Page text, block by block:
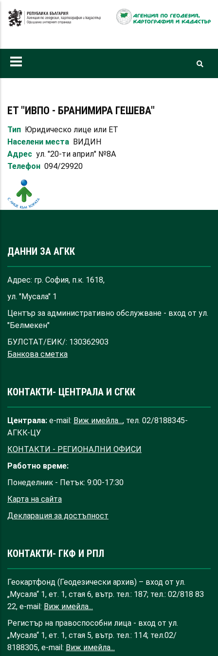
към
ЕТ "ИВПО - БРАНИМИРА ГЕШЕВА"
Тип Юридическо лице или ЕТ
Населени места ВИДИН
Адрес ул. "20-ти април" №8А
Телефон 094/29920
ДАННИ ЗА АГКК
Адрес: гр. София, п.к. 1618,
ул. "Мусала" 1
Център за административно обслужване - вход от ул.
"Белмекен"
БУЛСТАТ/ЕИК/: 130362903
Банкова сметка
КОНТАКТИ- ЦЕНТРАЛА И СГКК
Централа: e-mail: Виж имейла..., тел. 02/8188345-
АГКК-ЦУ
КОНТАКТИ - РЕГИОНАЛНИ ОФИСИ
Работно време:
Понеделник - Петък: 9:00-17:30
Карта на сайта
Декларация за достъпност
КОНТАКТИ- ГКФ И РПЛ
Геокартфонд (Геодезически архив) – вход от ул.
„Мусала“ 1, ет. 1, стая 6, вътр. тел.: 187; тел.: 02/818 83
22, e-mail: Виж имейла...
Регистър на правоспособни лица - вход от ул.
„Мусала“ 1, ет. 1, стая 5, вътр. тел.: 114; тел.02/
8188305, e-mail: Виж имейла...